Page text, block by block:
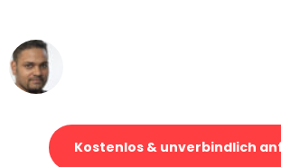
Kostenlos & unverbindlich